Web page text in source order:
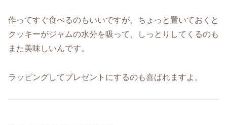
作ってすぐ食べるのもいいですが、ちょっと置いておくと
クッキーがジャムの水分を吸って、しっとりしてくるのも
また美味しいんです。
ラッピングしてプレゼントにするのも喜ばれますよ。